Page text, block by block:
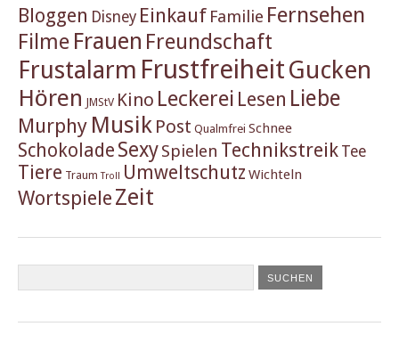
Bloggen Disney Einkauf Familie Fernsehen
Filme Frauen Freundschaft
Frustalarm FrustfreiheitGucken
Hören JMStV Kino Leckerei Lesen Liebe
Murphy Musik Post Qualmfrei Schnee
Schokolade SexySpielen Technikstreik Tee
Tiere Traum Troll Umweltschutz Wichteln
Wortspiele Zeit